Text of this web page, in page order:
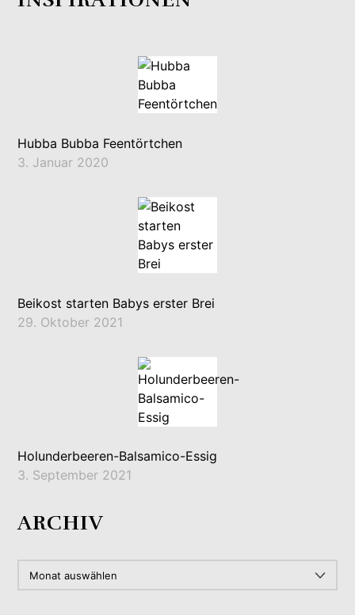
Hubba Bubba Feentörtchen
3. Januar 2020
Beikost starten Babys erster Brei
29. Oktober 2021
Holunderbeeren-Balsamico-Essig
3. September 2021
ARCHIV